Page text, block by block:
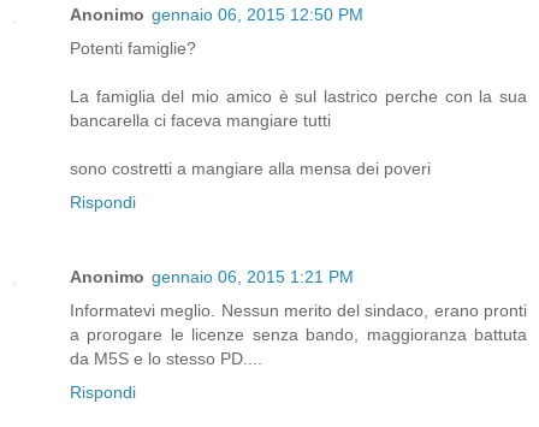
Anonimo gennaio 06, 2015 12:50 PM
Potenti famiglie?
La famiglia del mio amico è sul lastrico perche con la sua
bancarella ci faceva mangiare tutti
sono costretti a mangiare alla mensa dei poveri
Rispondi
Anonimo gennaio 06, 2015 1:21 PM
Informatevi meglio. Nessun merito del sindaco, erano pronti
a prorogare le licenze senza bando, maggioranza battuta
da M5S e lo stesso PD....
Rispondi